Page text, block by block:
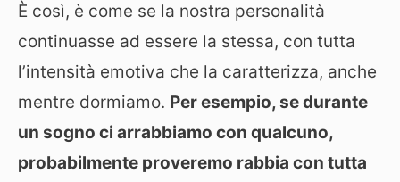
È così, è come se la nostra personalità
continuasse ad essere la stessa, con tutta
l’intensità emotiva che la caratterizza, anche
mentre dormiamo. Per esempio, se durante
un sogno ci arrabbiamo con qualcuno,
probabilmente proveremo rabbia con tutta